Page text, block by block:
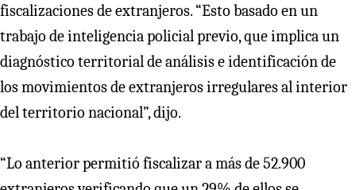
fiscalizaciones de extranjeros. “Esto basado en un
trabajo de inteligencia policial previo, que implica un
diagnóstico territorial de análisis e identificación de
los movimientos de extranjeros irregulares al interior
del territorio nacional”, dijo.
“Lo anterior permitió fiscalizar a más de 52.900